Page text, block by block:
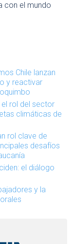
con el mundo
Chile lanzan
y reactivar
el rol del sector
climáticas de
rol clave de
desafíos
el diálogo
y la